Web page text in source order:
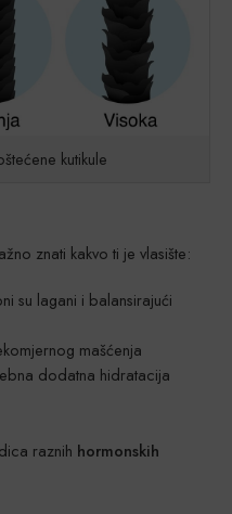
kutikule
znati kakvo ti je vlasište:
su lagani i balansirajući
mašćenja
dodatna hidratacija
raznih hormonskih